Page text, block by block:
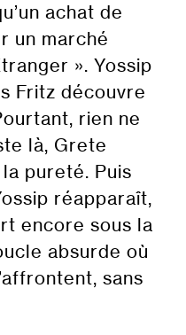
achat de
un marché
». Yossip
Fritz découvre
rien ne
là, Grete
pureté. Puis
réapparaît,
encore sous la
absurde où
sans